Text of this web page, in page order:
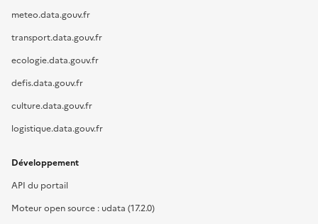
meteo.data.gouv.fr
transport.data.gouv.fr
ecologie.data.gouv.fr
defis.data.gouv.fr
culture.data.gouv.fr
logistique.data.gouv.fr
Développement
API du portail
Moteur open source : udata (17.2.0)